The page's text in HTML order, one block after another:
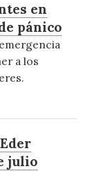
en
pánico
a los
julio